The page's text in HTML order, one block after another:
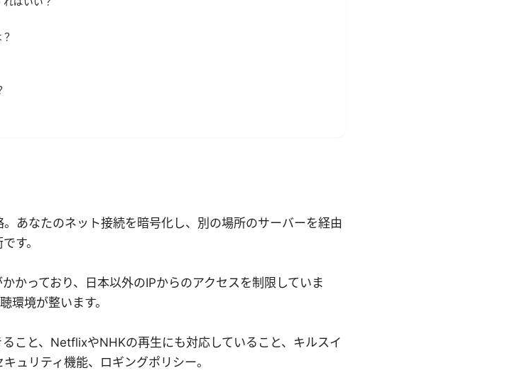
あなたのネット接続を暗号化し、別の場所のサーバーを経由
す。
かっており、日本以外のIPからのアクセスを制限していま
環境が整います。
こと、NetflixやNHKの再生にも対応していること、キルスイ
ュリティ機能、ロギングポリシー。